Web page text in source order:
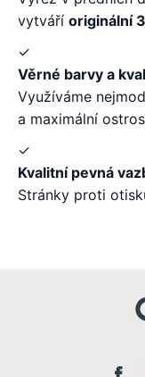
vytváří originální
✓
Věrné barvy a
Využíváme
a maximální
✓
Kvalitní pevná
Stránky proti